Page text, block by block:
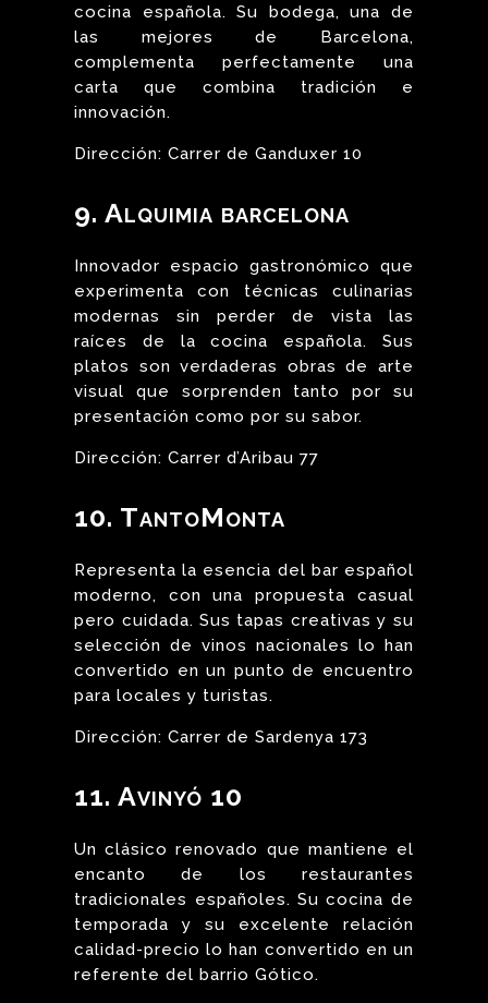
cocina española. Su bodega, una de
las mejores de Barcelona,
complementa perfectamente una
carta que combina tradición e
innovación.
Dirección: Carrer de Ganduxer 10
9. Alquimia barcelona
Innovador espacio gastronómico que
experimenta con técnicas culinarias
modernas sin perder de vista las
raíces de la cocina española. Sus
platos son verdaderas obras de arte
visual que sorprenden tanto por su
presentación como por su sabor.
Dirección: Carrer d’Aribau 77
10. TantoMonta
Representa la esencia del bar español
moderno, con una propuesta casual
pero cuidada. Sus tapas creativas y su
selección de vinos nacionales lo han
convertido en un punto de encuentro
para locales y turistas.
Dirección: Carrer de Sardenya 173
11. Avinyó 10
Un clásico renovado que mantiene el
encanto de los restaurantes
tradicionales españoles. Su cocina de
temporada y su excelente relación
calidad-precio lo han convertido en un
referente del barrio Gótico.